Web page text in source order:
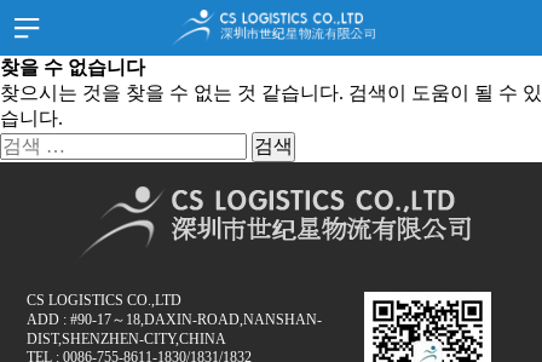
HOME
홈
회사소개
고객지원
화물추적
고객문의
공지사항
찾을 수 없습니다
찾으시는 것을 찾을 수 없는 것 같습니다. 검색이 도움이 될 수 있
습니다.
검
색:
CS LOGISTICS CO.,LTD
ADD : #90-17～18,DAXIN-ROAD,NANSHAN-
DIST,SHENZHEN-CITY,CHINA
TEL : 0086-755-8611-1830/1831/1832